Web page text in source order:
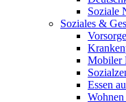
Soziale
Soziales &
Mobiler
Essen